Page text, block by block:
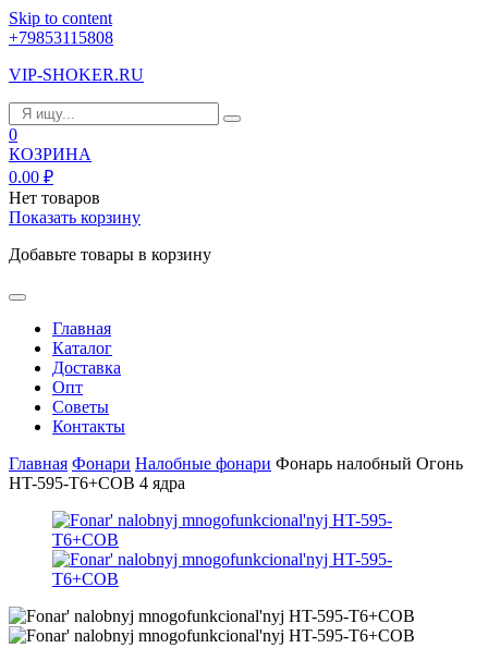
Skip to content
+79853115808
VIP-SHOKER.RU
0
КОЗРИНА
0.00 ₽
Нет товаров
Показать корзину
Добавьте товары в корзину
Главная
Каталог
Доставка
Опт
Советы
Контакты
Главная Фонари Налобные фонари Фонарь налобный Огонь
HT-595-T6+COB 4 ядра